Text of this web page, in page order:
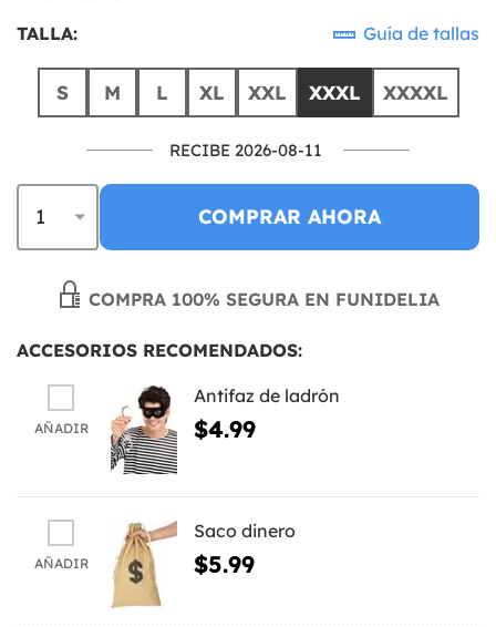
TALLA: Guía de tallas
S M L XL XXL XXXL XXXXL
RECIBE 2026-08-11
COMPRAR AHORA
COMPRA 100% SEGURA EN FUNIDELIA
ACCESORIOS RECOMENDADOS:
AÑADIR
Antifaz de ladrón
$4.99
AÑADIR
Saco dinero
$5.99